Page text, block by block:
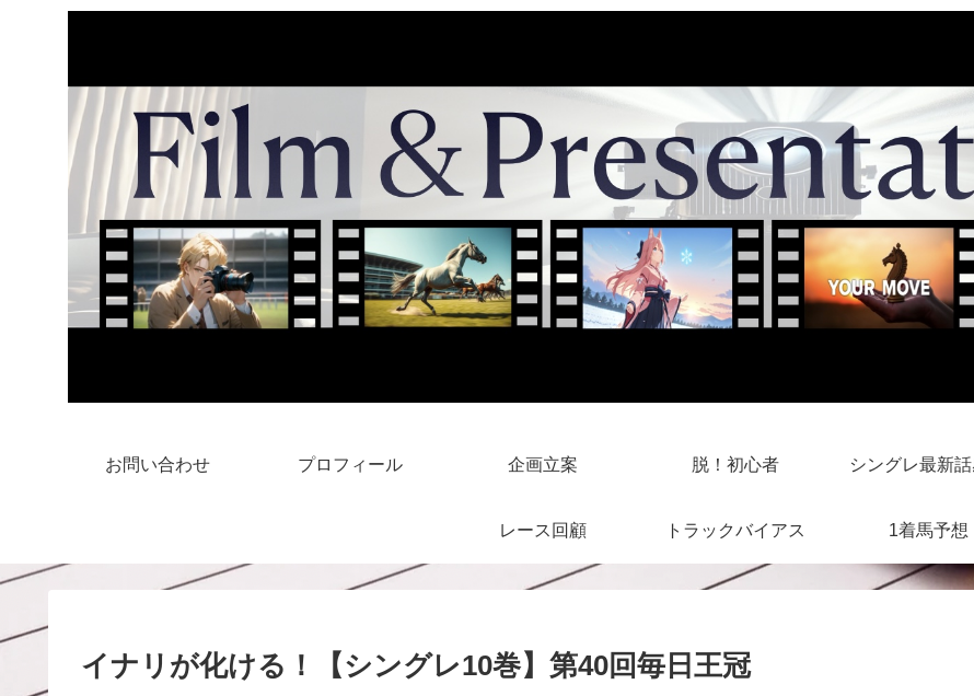
お問い合わせ プロフィール 企画立案 脱！初心者 シングレ最新
レース回顧 トラックバイアス 1着馬予想
イナリが化ける！【シングレ10巻】第40回毎日王冠